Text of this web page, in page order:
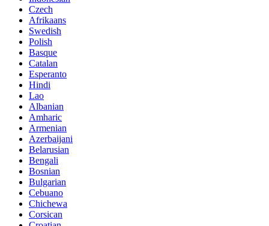
Czech
Afrikaans
Swedish
Polish
Basque
Catalan
Esperanto
Hindi
Lao
Albanian
Amharic
Armenian
Azerbaijani
Belarusian
Bengali
Bosnian
Bulgarian
Cebuano
Chichewa
Corsican